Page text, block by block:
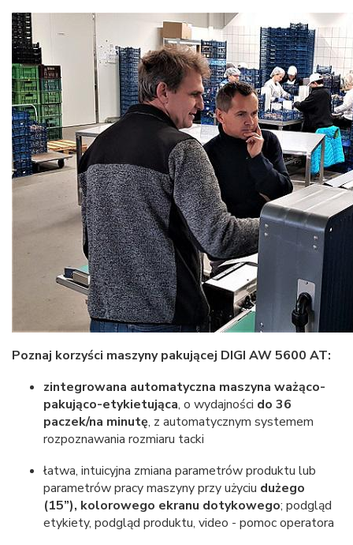
Poznaj korzyści maszyny pakującej DIGI AW 5600 AT:
zintegrowana automatyczna maszyna ważąco-
pakująco-etykietująca, o wydajności do 36
paczek/na minutę, z automatycznym systemem
rozpoznawania rozmiaru tacki
łatwa, intuicyjna zmiana parametrów produktu lub
parametrów pracy maszyny przy użyciu dużego
(15”), kolorowego ekranu dotykowego; podgląd
etykiety, podgląd produktu, video - pomoc operatora